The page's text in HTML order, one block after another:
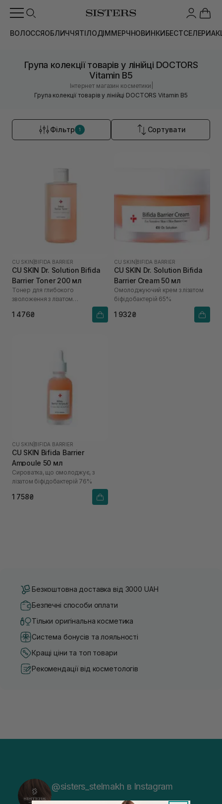
ВОЛОССЯОБЛИЧЧЯТІЛОДІММЕРЧНОВИНКИБЕСТСЕЛЕРИ
Група колекції товарів у лінійці DOCTORS
Vitamin B5
Інтернет магазин косметики
Група колекції товарів у лінійці DOCTORS Vitamin B5
Фільтр 1 Сортувати
CU SKIN BIFIDA BARRIER
CU SKIN Dr. Solution Bifida
Barrier Toner 200 мл
Тонер для глибокого
зволоження з лізатом
1 476₴
CU SKIN BIFIDA BARRIER
CU SKIN Dr. Solution Bifida
Barrier Cream 50 мл
Омолоджуючий крем з лізатом
біфідобактерій 65%
1 932₴
CU SKIN BIFIDA BARRIER
CU SKIN Bifida Barrier
Ampoule 50 мл
Сироватка, що омолоджує, з
лізатом біфідобактерій 76%
1 758₴
Безкоштовна доставка від 3000 UAH
Безпечні способи оплати
Тільки оригінальна косметика
Система бонусів та лояльності
Кращі ціни та топ товари
Рекомендації від косметологів
@sisters_stelmakh в Instagram